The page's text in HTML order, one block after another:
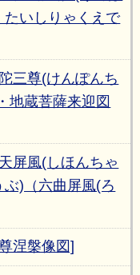
いしりゃくえで
三尊(けんぽんち
地蔵菩薩来迎図
屏風(しほんちゃ
)（六曲屏風(ろ
涅槃像図]